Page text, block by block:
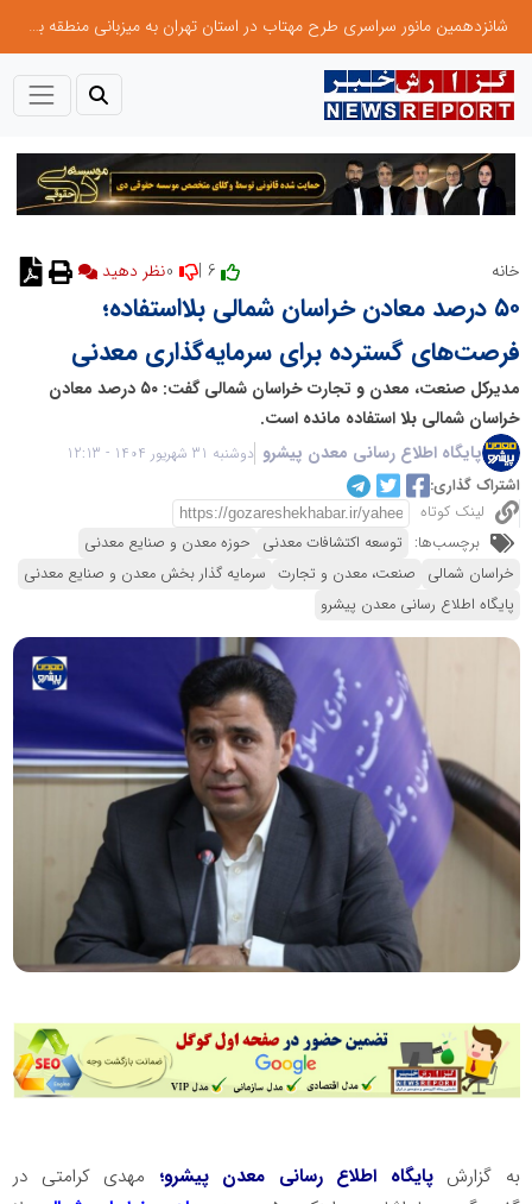
شانزدهمین مانور سراسری طرح مهتاب در استان تهران به میزبانی منطقه برق لواسان
خانه
۵۰ درصد معادن خراسان شمالی بلااستفاده؛
فرصت‌های گسترده برای سرمایه‌گذاری معدنی
مدیرکل صنعت، معدن و تجارت خراسان شمالی گفت: ۵۰ درصد معادن
خراسان شمالی بلا استفاده مانده است.
پایگاه اطلاع رسانی معدن پیشرو دوشنبه 31 شهریور 1404 - 12:13
اشتراک گذاری:
لینک کوتاه
برچسب‌ها: توسعه اکتشافات معدنی حوزه معدن و صنایع معدنی
خراسان شمالی صنعت، معدن و تجارت سرمایه گذار بخش معدن و صنایع معدنی
پایگاه اطلاع رسانی معدن پیشرو
به گزارشپایگاه اطلاع رسانی معدن پیشرو؛ مهدی کرامتی در